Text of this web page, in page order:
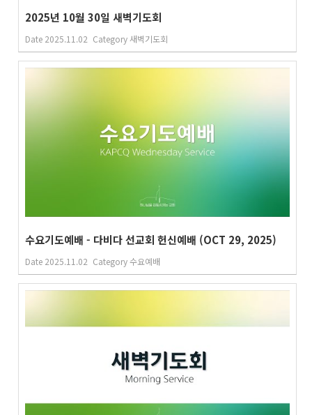
2025년 10월 30일 새벽기도회
Date 2025.11.02 Category새벽기도회
수요기도예배 - 다비다 선교회 헌신예배 (OCT 29, 2025)
Date 2025.11.02 Category수요예배